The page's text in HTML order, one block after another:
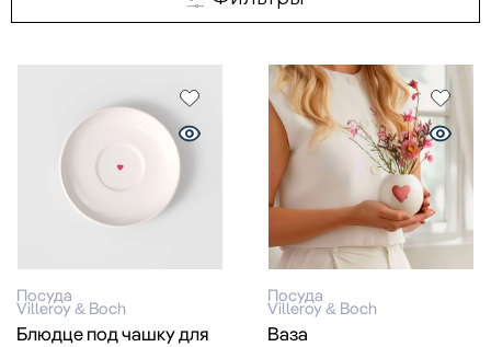
Посуда
Villeroy & Boch
Блюдце под чашку для
Посуда
Villeroy & Boch
Ваза